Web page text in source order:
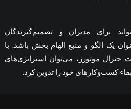
برای مدیران و تصمیم‌گیرندگان
یک الگو و منبع الهام بخش باشد. با
موتورز، می‌توان استراتژی‌های
کسب‌وکارهای خود را تدوین کرد.